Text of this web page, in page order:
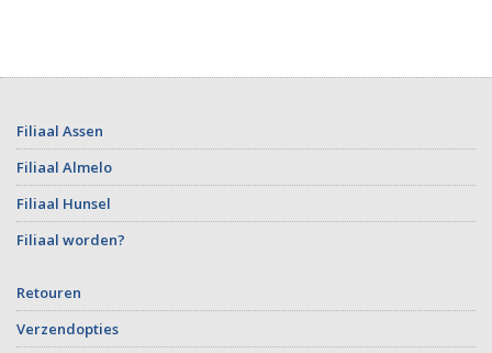
Filiaal Assen
Filiaal Almelo
Filiaal Hunsel
Filiaal worden?
Retouren
Verzendopties